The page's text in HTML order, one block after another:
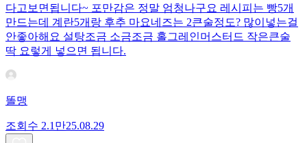
다고보면됩니다~ 포만감은 정말 엄청나구요 레시피는 빵5개
만드는데 계란5개랑 후추 마요네즈는 2큰술정도? 많이넣는걸
안좋아해요 설탕조금 소금조금 홀그레인머스터드 작은큰술
딱 요렇게 넣으면 됩니다.
똘맹
조회수 2.1만25.08.29